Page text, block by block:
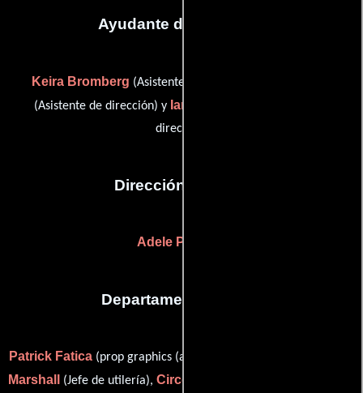
Ayudante de dirección
Keira Bromberg (Asistente de dirección),
(Asistente de dirección) y Ian A. Williams
dirección)
Dirección artística
Adele Plauche
Departamento de arte
Patrick Fatica(prop graphics (as Patrick Edward Fatica)),
Marshall
(Jefe de utilería), Circe Mirano